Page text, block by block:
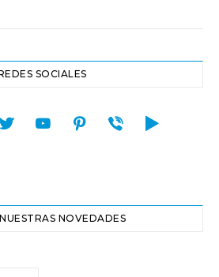
SOCIALES
twitteryoutubepinterest
viber play
NOVEDADES